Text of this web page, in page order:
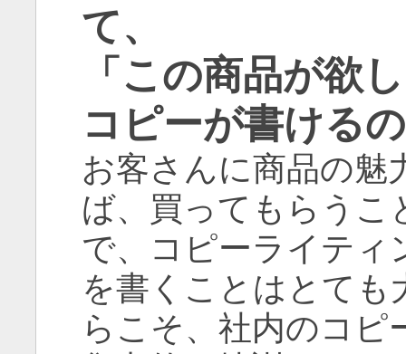
て、
「この商品が欲
コピーが書ける
お客さんに商品の魅
ば、買ってもらうこ
で、コピーライティ
を書くことはとて
らこそ、社内のコ